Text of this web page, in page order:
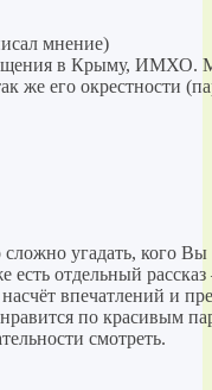
мнение)
в Крыму, ИМХО.
же его окрестности
сложно угадать, кого
есть отдельный
впечатлений и
по красивым
смотреть.